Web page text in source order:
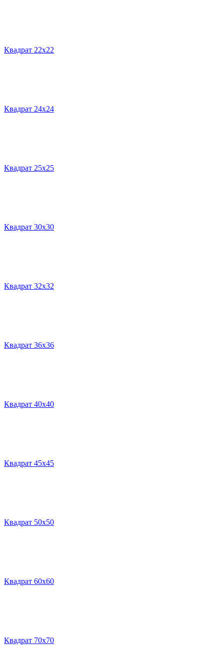
Квадрат 22х22
Квадрат 24х24
Квадрат 25х25
Квадрат 30х30
Квадрат 32х32
Квадрат 36х36
Квадрат 40х40
Квадрат 45х45
Квадрат 50х50
Квадрат 60х60
Квадрат 70х70